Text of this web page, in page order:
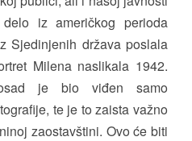
iz američkog perioda
Sjedinjenih država poslala
Milena naslikala 1942.
je bio viđen samo
te je to zaista važno
zaostavštini. Ovo će biti